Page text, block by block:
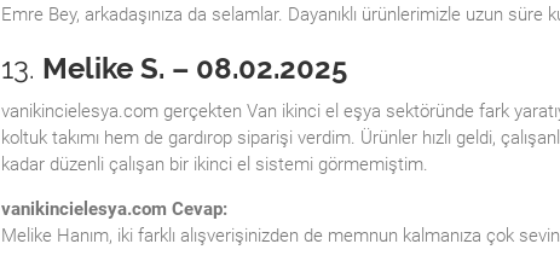
Emre Bey, arkadaşınıza da selamlar. Dayanıklı ürünlerimizle uzun süre
13. Melike S. – 08.02.2025
vanikincielesya.com gerçekten Van ikinci el eşya sektöründe fark
koltuk takımı hem de gardırop siparişi verdim. Ürünler hızlı geldi,
kadar düzenli çalışan bir ikinci el sistemi görmemiştim.
vanikincielesya.com Cevap:
Melike Hanım, iki farklı alışverişinizden de memnun kalmanıza çok